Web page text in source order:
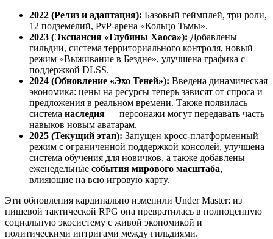
2022 (Релиз и адаптация): Базовый геймплей, три роли,
12 подземелий, PvP-арена «Кольцо Тьмы».
2023 (Экспансия «Глубины Хаоса»): Добавлены
гильдии, система территориального контроля, новый
режим «Выживание в Бездне», улучшена графика с
поддержкой DLSS.
2024 (Обновление «Эхо Теней»): Введена динамическая
экономика: цены на ресурсы теперь зависят от спроса и
предложения в реальном времени. Также появилась
система наследия — персонажи могут передавать часть
навыков новым аватарам.
2025 (Текущий этап): Запущен кросс-платформенный
режим с ограниченной поддержкой консолей, улучшена
система обучения для новичков, а также добавлены
еженедельные события мирового масштаба,
влияющие на всю игровую карту.
Эти обновления кардинально изменили Under Master: из
нишевой тактической RPG она превратилась в полноценную
социальную экосистему с живой экономикой и
политическими интригами между гильдиями.